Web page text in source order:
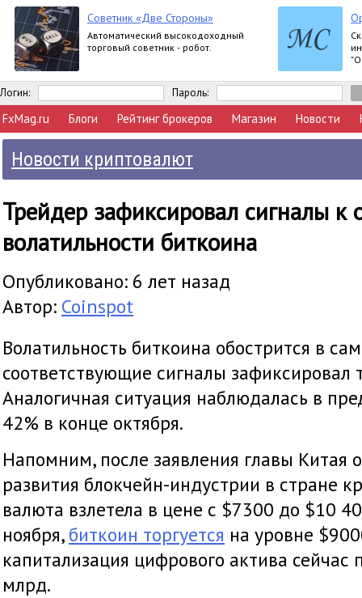
Советник «Две Стороны»
Автоматический высокодоходный
торговый советник - робот.
Логин: Пароль:
FxMag.ru Блоги Рейтинг брокеров Магазин Новости
Новости криптовалют
Трейдер зафиксировал сигналы к
волатильности биткоина
Опубликовано: 6 лет назад
Автор: Coinspot
Волатильность биткоина обострится в
соответствующие сигналы зафиксировал
Аналогичная ситуация наблюдалась в
42% в конце октября.
Напомним, после заявления главы Китая
развития блокчейн-индустрии в стране
валюта взлетела в цене с $7300 до $10
ноября,биткоин торгуется на уровне
капитализация цифрового актива
млрд.